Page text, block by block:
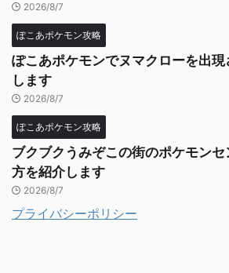
2026/8/7
ぽこあポケモン攻略
ぽこあポケモンでヌマクローを出
します
2026/8/7
ぽこあポケモン攻略
ブクブクうみぞこの街のポケモン
方を紹介します
2026/8/7
プライバシーポリシー